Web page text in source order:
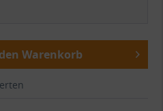
Warenkorb